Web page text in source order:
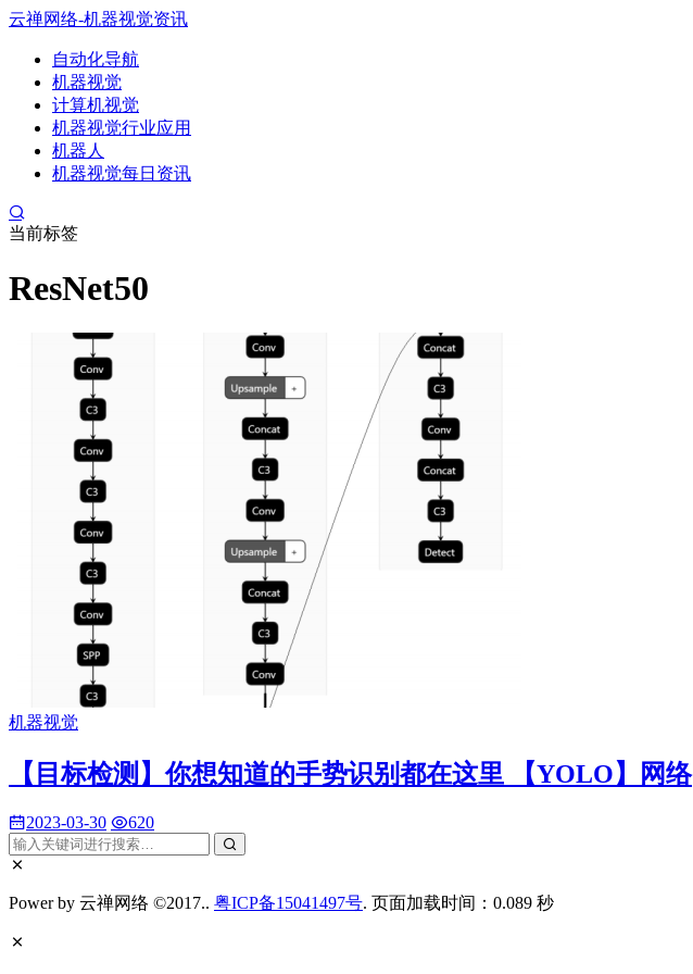
云禅网络-机器视觉资讯
自动化导航
机器视觉
计算机视觉
机器视觉行业应用
机器人
机器视觉每日资讯
当前标签
ResNet50
机器视觉
【目标检测】你想知道的手势识别都在这里 【YOLO】网络
2023-03-30 620
Power by 云禅网络 ©2017.. 粤ICP备15041497号. 页面加载时间：0.089 秒